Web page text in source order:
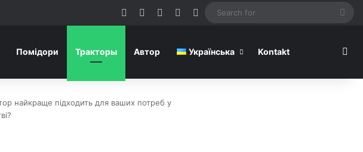
FacebookPinterestYouTube
RSS Switch skin
Помідори Тракторы Автор Українська Kontakt
найкраще підходить для ваших потреб у